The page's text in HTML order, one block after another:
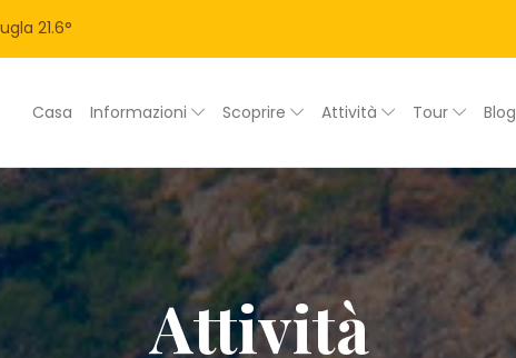
21.6°
Casa Informazioni Scoprire Attività Tour Blog
Attività